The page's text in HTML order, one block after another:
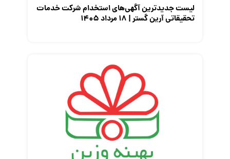
لیست جدیدترین آگهی‌های استخدام شرکت خدمات
تحقیقاتی آرین گستر | ۱۸ مرداد ۱۴۰۵